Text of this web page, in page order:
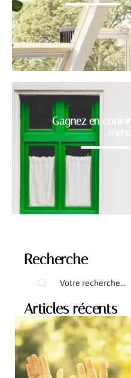
Gagnez en
Recherche
Articles récents